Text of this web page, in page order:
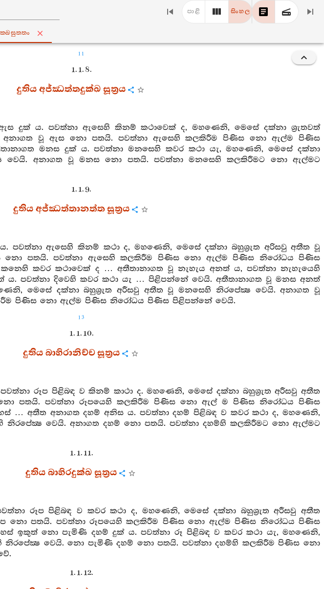
පාළි සිංහල
11
1. 1. 8.
දුතිය අජ්ඣත්තදුක්ඛ සූත්‍රය
දුක් ය. පවත්නා ඇසෙහි කිනම් කථාවෙක් ද, මහණෙනි, මෙසේ දක්නා ශ්‍රැතවත්
අනාගත වූ ඇස නො පතයි. පවත්නා ඇසෙහි කලකිරීම පිණිස නො ඇල්ම පිණිස
මනස දුක් ය. පවත්නා මනසෙහි කවර කථා යැ, මහණෙනි, මෙසේ දක්නා
වෙයි. අනාගත වූ මනස නො පතයි. පවත්නා මනසෙහි කලකිරීමට නො ඇල්මට
1. 1. 9.
දුතිය අජ්ඣත්තානත්ත සූත්‍රය
පවත්නා ඇසෙහි කිනම් කථා ද, මහණෙනි, මෙසේ දක්නා බහුශ්‍රුත අරිසවු අතීත වූ
නො පතයි. පවත්නා ඇසෙහි කලකිරීම පිණිස නො ඇල්ම පිණිස නිරෝධය පිණිස
කවර කථාවෙක් ද … අතීතානාගත වූ නැහැය අනත් ය, පවත්නා නැහැයෙහි
ය. පවත්නා දිවෙහි කවර කථා යැ … පිළිපන්නේ වෙයි. අතීතානාගත වූ මනස අනත්
මෙසේ දක්නා බහුශ්‍රුත අරීසවු අතීත වූ මනසෙහි නිරපේක්‍ෂ වෙයි. අනාගත වූ
පිණිස නො ඇල්ම පිණිස නිරෝධය පිණිස පිළිපන්නේ වෙයි.
13
1. 1. 10.
දුතිය බාහිරානිච්ච සූත්‍රය
රූප පිළිබඳ ව කිනම් කාථා ද. මහණෙනි, මෙසේ දක්නා බහුශ්‍රුත අරීසවු අතීත
නො පතයි. පවත්නා රූපයෙහි කලකිරීම පිණිස නො ඇල් ම පිණිස නිරෝධය පිණිස
… අතීත අනාගත දහම් අනිස ය. පවත්නා දහම් පිළිබඳ ව කවර කථා ද, මහණෙනි,
නිරපේක්‍ෂ වෙයි. අනාගත දහම් නො පතයි. පවත්නා දහම්හි කලකිරීමට නො ඇල්මට
1. 1. 11.
දුතිය බාහිරදුක්ඛ සූත්‍රය
රූප පිළිබඳ ව කවර කථා ද, මහණෙනි, මෙසේ දක්නා බහුශ්‍රුත අරීසවු අතීත
නො පතයි. පවත්නා රූපයෙහි කලකිරීම පිණිස නො ඇල්ම පිණිස නිරෝධය පිණිස
ඉකුත් නො පැමිණි දහම් දුක් ය. පවත්නා රූ පිළිබඳ ව කවර කථා යැ, මහණෙනි,
නිරපේක්‍ෂ වෙයි. නො පැමිණි දහම් නො පතයි. පවත්නා දහම්හි කලකිරීම පිණිස නො
1. 1. 12.